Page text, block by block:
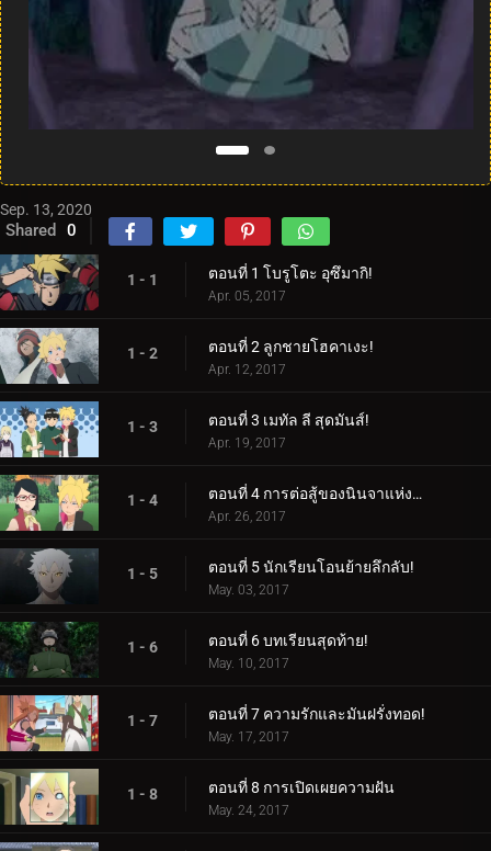
Sep. 13, 2020
Shared 0
1 - 1 ตอนที่ 1 โบรูโตะ อุซึมากิ!
Apr. 05, 2017
1 - 2 ตอนที่ 2 ลูกชายโฮคาเงะ!
Apr. 12, 2017
1 - 3 ตอนที่ 3 เมทัล ลี สุดมันส์!
Apr. 19, 2017
1 - 4 ตอนที่ 4 การต่อสู้ของนินจาแห่งเพศ!
Apr. 26, 2017
1 - 5 ตอนที่ 5 นักเรียนโอนย้ายลึกลับ!
May. 03, 2017
1 - 6 ตอนที่ 6 บทเรียนสุดท้าย!
May. 10, 2017
1 - 7 ตอนที่ 7 ความรักและมันฝรั่งทอด!
May. 17, 2017
1 - 8 ตอนที่ 8 การเปิดเผยความฝัน
May. 24, 2017